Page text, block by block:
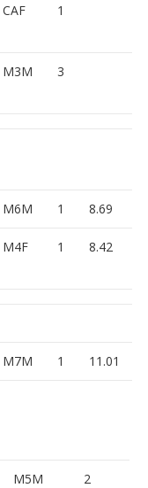
CAF 1
M3M 3
M6M 1 8.69
M4F 1 8.42
M7M 1 11.01
M5M 2